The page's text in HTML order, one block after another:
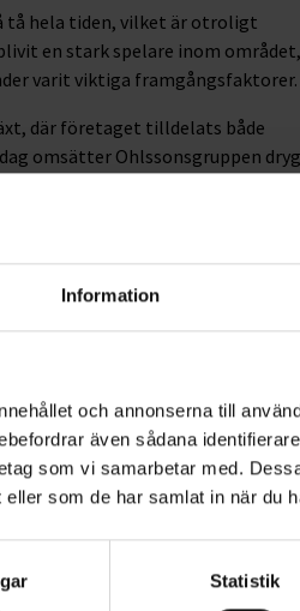
Information
och annonserna till
även sådana
som vi samarbetar med.
som de har samlat in när du
Statistik
tå hela tiden, vilket är otroligt
en stark spelare inom området,
varit viktiga framgångsfaktorer.
där företaget tilldelats både
omsätter Ohlssonsgruppen
sig från Skåne i söder till Dalarna i
har gjort. Jag är både stolt och
framgången, säger Mattias.
i linje med bolagets
med erfarenheten från
Jag ser fram emot att få